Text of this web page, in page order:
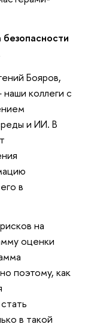
Бояров,
коллеги с
и ИИ. В
в
на
оценки
поэтому, как
в такой